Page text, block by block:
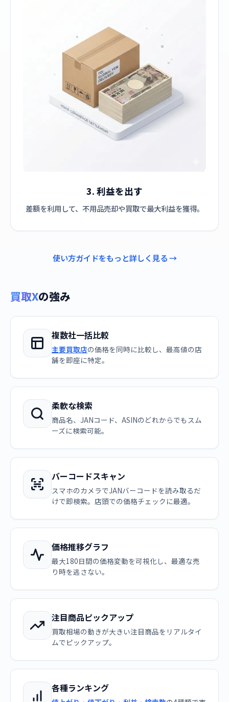
3. 利益を出す
差額を利用して、不用品売却や買取で最大利益を獲得。
使い方ガイドをもっと詳しく見る →
買取Xの強み
複数社一括比較
主要買取店の価格を同時に比較し、最高値の店
舗を即座に特定。
柔軟な検索
商品名、JANコード、ASINのどれからでもスム
ーズに検索可能。
バーコードスキャン
スマホのカメラでJANバーコードを読み取るだ
けで即検索。店頭での価格チェックに最適。
価格推移グラフ
最大180日間の価格変動を可視化し、最適な売
り時を逃さない。
注目商品ピックアップ
買取相場の動きが大きい注目商品をリアルタイ
ムでピックアップ。
各種ランキング